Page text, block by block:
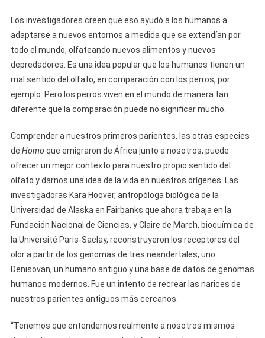
Los investigadores creen que eso ayudó a los humanos a
adaptarse a nuevos entornos a medida que se extendían por
todo el mundo, olfateando nuevos alimentos y nuevos
depredadores. Es una idea popular que los humanos tienen un
mal sentido del olfato, en comparación con los perros, por
ejemplo. Pero los perros viven en el mundo de manera tan
diferente que la comparación puede no significar mucho.
Comprender a nuestros primeros parientes, las otras especies
de Homo que emigraron de África junto a nosotros, puede
ofrecer un mejor contexto para nuestro propio sentido del
olfato y darnos una idea de la vida en nuestros orígenes. Las
investigadoras Kara Hoover, antropóloga biológica de la
Universidad de Alaska en Fairbanks que ahora trabaja en la
Fundación Nacional de Ciencias, y Claire de March, bioquímica de
la Université Paris-Saclay, reconstruyeron los receptores del
olor a partir de los genomas de tres neandertales, uno
Denisovan, un humano antiguo y una base de datos de genomas
humanos modernos. Fue un intento de recrear las narices de
nuestros parientes antiguos más cercanos.
“Tenemos que entendernos realmente a nosotros mismos